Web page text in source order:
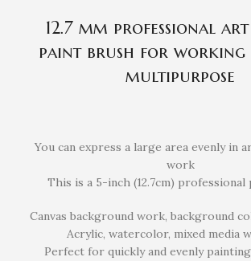
12.7 mm professional
paint brush for working
multipurpose
You can express a large area evenly in
work
This is a 5-inch (12.7cm) professional
Canvas background work, background
Acrylic, watercolor, mixed media
Perfect for quickly and evenly